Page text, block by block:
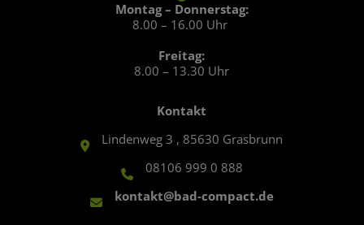
Montag – Donnerstag:
8.00 – 16.00 Uhr
Freitag:
8.00 – 13.30 Uhr
Kontakt
Lindenweg 3 , 85630 Grasbrunn
08106 999 0 888
kontakt@bad-compact.de